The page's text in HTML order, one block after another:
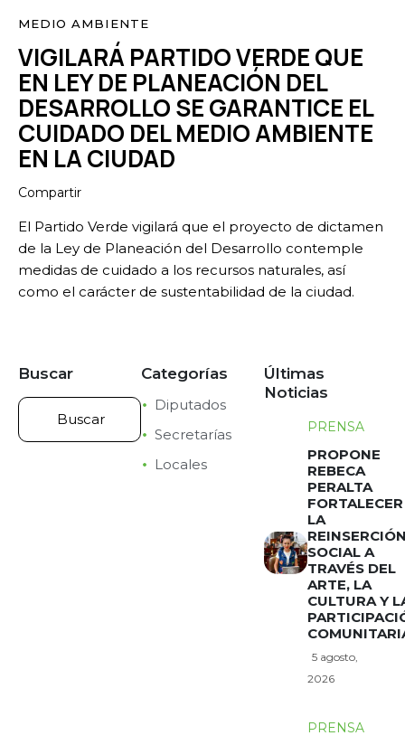
MEDIO AMBIENTE
VIGILARÁ PARTIDO VERDE QUE
EN LEY DE PLANEACIÓN DEL
DESARROLLO SE GARANTICE EL
CUIDADO DEL MEDIO AMBIENTE
EN LA CIUDAD
Compartir
El Partido Verde vigilará que el proyecto de dictamen
de la Ley de Planeación del Desarrollo contemple
medidas de cuidado a los recursos naturales, así
como el carácter de sustentabilidad de la ciudad.
Buscar Categorías
Diputados
Secretarías
Locales
Últimas
Noticias
PRENSA
PROPONE
REBECA
PERALTA
FORTALECER
LA
SOCIAL A
TRAVÉS DEL
ARTE, LA
CULTURA Y
5 agosto,
2026
PRENSA